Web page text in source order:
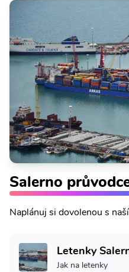
Salerno
Naplánuj si dovolenou s
Letenky
Jak na letenky